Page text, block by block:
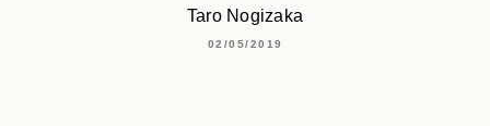
Taro Nogizaka
02/05/2019